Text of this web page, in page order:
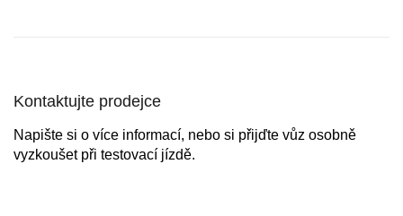
Kontaktujte prodejce
Napište si o více informací, nebo si přijďte vůz osobně
vyzkoušet při testovací jízdě.